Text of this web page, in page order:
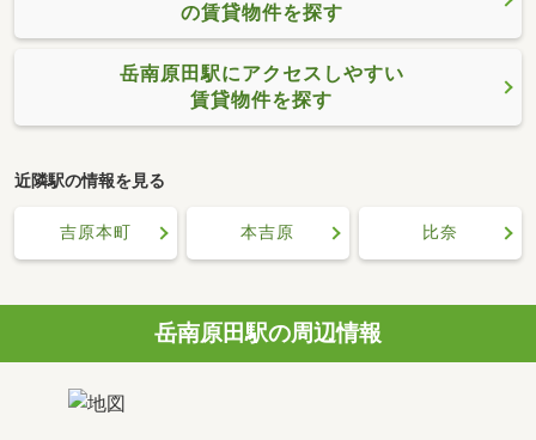
の賃貸物件を探す
岳南原田駅にアクセスしやすい
賃貸物件を探す
近隣駅の情報を見る
吉原本町 本吉原 比奈
岳南原田駅の周辺情報